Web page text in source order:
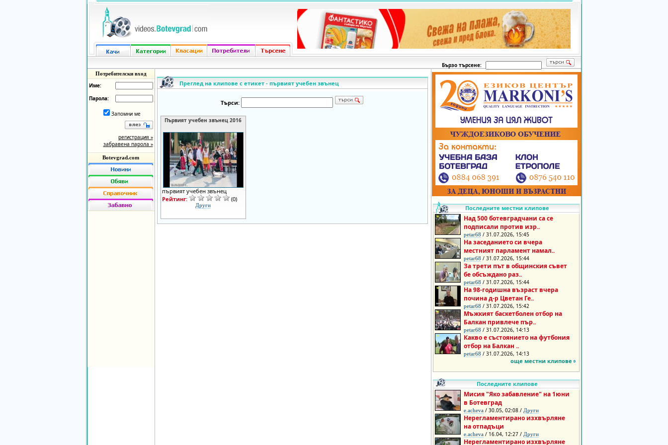
Бързо търсене:
Потребителски вход
Име:
Парола:
Запомни ме
регистрация »
забравена парола »
Botevgrad.com
Преглед на клипове с етикет - първият учебен звънец
Търси:
Първият учебен звънец 2016
първият учебен звънец
Рейтинг:
(0)
Други Последните местни клипове
Над 500 ботевградчани са се
подписали против изр..
petar68 / 31.07.2026, 15:45
На заседанието си вчера
местният парламент намал..
petar68 / 31.07.2026, 15:44
За трети път в общинския съвет
бе обсъждано раз..
petar68 / 31.07.2026, 15:44
На 98-годишна възраст вчера
почина д-р Цветан Ге..
petar68 / 31.07.2026, 15:42
Мъжкият баскетболен отбор на
Балкан привлече пър..
petar68 / 31.07.2026, 14:13
Какво е състоянието на футбония
отбор на Балкан ..
petar68 / 31.07.2026, 14:13
още местни клипове
Последните клипове
Мисия "Яко забавление" на 1юни
в Ботевград
e.acheva / 30.05, 02:08 / Други
Нерегламентирано изхвърляне
на отпадъци
e.acheva / 16.04, 12:27 / Други
Нерегламентирано изхвърляне